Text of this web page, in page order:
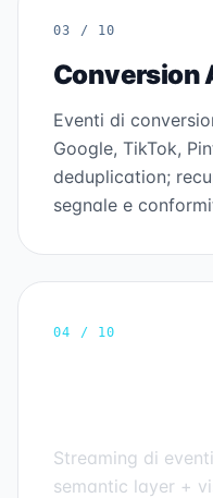
03 / 10
Conversion
Eventi di
Google, TikTok,
deduplication;
segnale e
04 / 10
Streaming di
semantic layer +